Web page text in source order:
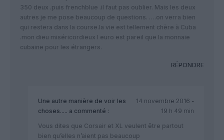
350 deux .puis frenchblue .il faut pas oublier. Mais les deux
autres je me pose beaucoup de questions. ….on verra bien
qui restera dans la course.la vie est tellement chère à Cuba
.mon dieu miséricordieux l euro est pareil que la monnaie
cubaine pour les étrangers.
RÉPONDRE
Une autre manière de voir les
choses..... a commenté :
14 novembre 2016 -
19 h 49 min
Vous dites que Corsair et XL veulent être partout
bien qu’elles n’aient pas beaucoup